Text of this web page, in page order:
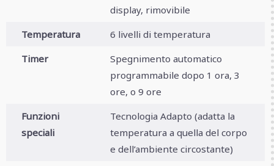
display, rimovibile
Temperatura
6 livelli di temperatura
Timer
Spegnimento automatico
programmabile dopo 1 ora, 3
ore, o 9 ore
Funzioni
speciali
Tecnologia Adapto (adatta la
temperatura a quella del corpo
e dell’ambiente circostante)